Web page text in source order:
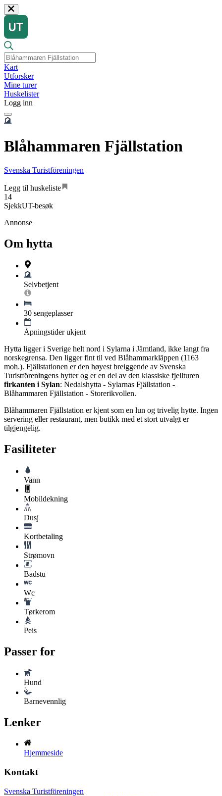
Kart
Utforsker
Mine turer
Huskelister
Logg inn
Blåhammaren Fjällstation
Svenska Turistföreningen
Legg til huskeliste
14
SjekkUT-besøk
Annonse
Om hytta
Selvbetjent
30 sengeplasser
Åpningstider ukjent
Hytta ligger i Sverige helt nord i Sylarna i Jämtland, ikke langt fra
norskegrensa. Den ligger fint til ved Blåhammarkläppen (1163
moh.). Fjällstationen er den høyest breiggende av Svenska
Turistföreningens hytter og er en del av den klassiske fjellturen
firkanten i Sylan: Nedalshytta - Sylarnas Fjällstation -
Blåhammaren Fjällstation - Storerikvollen.
Blåhammaren Fjällstation er kjent som en lun og trivelig hytte. Ingen
servering eller restaurant, men butikk med et stort utvalgt er
tilgjengelig.
Fasiliteter
Vann
Mobildekning
Dusj
Kortbetaling
Strømovn
Badstu
Wc
Tørkerom
Peis
Passer for
Hund
Barnevennlig
Lenker
Hjemmeside
Kontakt
Svenska Turistföreningen